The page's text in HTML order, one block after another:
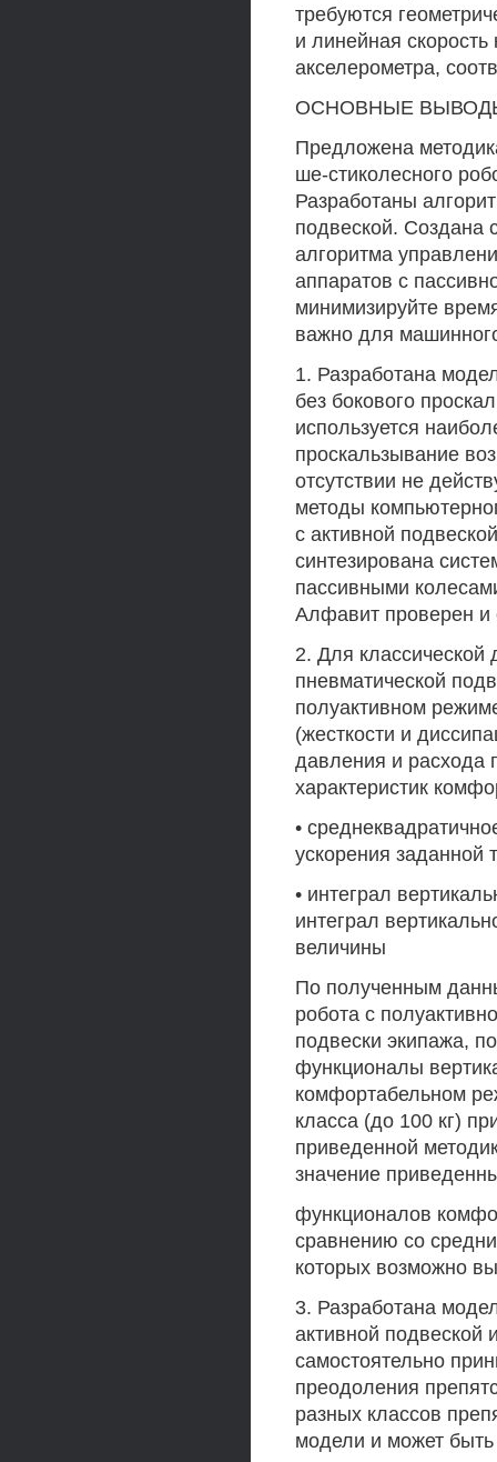
требуются
и линейная
акселерометра,
ОСНОВНЫЕ
Предложена
ше-стиколесного
Разработаны
подвеской. Создана
алгоритма
аппаратов с
минимизируйте
важно для
1. Разработана
без бокового
используется
проскальзывание
отсутствии не
методы
с активной
синтезирована
пассивными
Алфавит проверен и
2. Для классической
пневматической
полуактивном
(жесткости и
давления и расхода
характеристик
•
ускорения заданной
• интеграл
интеграл
величины
По полученным
робота с
подвески экипажа,
функционалы
комфортабельном
класса (до 100 кг)
приведенной
значение
функционалов
сравнению со
которых возможно
3. Разработана
активной подвеской
самостоятельно
преодоления
разных классов
модели и может